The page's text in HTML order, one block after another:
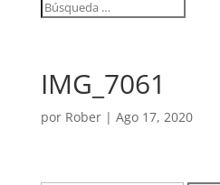
IMG_7061
por Rober| Ago 17, 2020